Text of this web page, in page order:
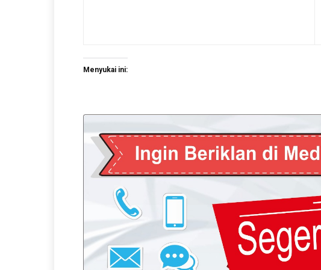
Menyukai ini: